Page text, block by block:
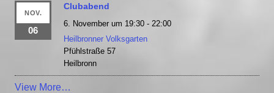
NOV.
06
Clubabend
6. November um 19:30 - 22:00
Heilbronner Volksgarten
Pfühlstraße 57
Heilbronn
View More…